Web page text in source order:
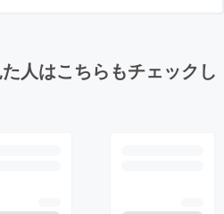
人はこちらもチェックし